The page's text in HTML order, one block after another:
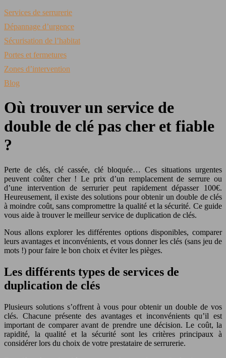
Services de serrurerie
Dépannage d’urgence
Sécurisation de l’habitat
Portes et fermetures
Zones d’intervention
Blog
Où trouver un service de
double de clé pas cher et fiable
?
Perte de clés, clé cassée, clé bloquée… Ces situations urgentes
peuvent coûter cher ! Le prix d’un remplacement de serrure ou
d’une intervention de serrurier peut rapidement dépasser 100€.
Heureusement, il existe des solutions pour obtenir un double de clés
à moindre coût, sans compromettre la qualité et la sécurité. Ce guide
vous aide à trouver le meilleur service de duplication de clés.
Nous allons explorer les différentes options disponibles, comparer
leurs avantages et inconvénients, et vous donner les clés (sans jeu de
mots !) pour faire le bon choix et éviter les pièges.
Les différents types de services de
duplication de clés
Plusieurs solutions s’offrent à vous pour obtenir un double de vos
clés. Chacune présente des avantages et inconvénients qu’il est
important de comparer avant de prendre une décision. Le coût, la
rapidité, la qualité et la sécurité sont les critères principaux à
considérer lors du choix de votre prestataire de serrurerie.